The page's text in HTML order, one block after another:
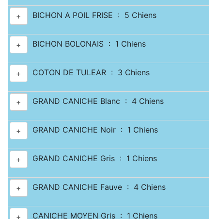
+ BICHON A POIL FRISE : 5 Chiens
+ BICHON BOLONAIS : 1 Chiens
+ COTON DE TULEAR : 3 Chiens
+ GRAND CANICHE Blanc : 4 Chiens
+ GRAND CANICHE Noir : 1 Chiens
+ GRAND CANICHE Gris : 1 Chiens
+ GRAND CANICHE Fauve : 4 Chiens
+ CANICHE MOYEN Gris : 1 Chiens